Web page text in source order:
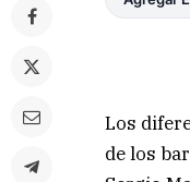
Los
de los